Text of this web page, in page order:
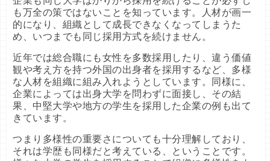
も万全の策ではないことを知っています。人材が画一
的になり、組織として成長できなくなってしまうた
め、いつまでも同じ採用方式を続けません。
近年では総合職にも女性を多数採用したり、違う価値
観や考え方を持つ外国の出身者を採用するなど、多様
な人材を組織に組み入れようとしています。同様に、
企業によっては出身大学を問わずに面接し、その結
果、中堅大学や地方の学生を採用した企業の例も出て
きています。
つまり多様性の重要さについても十分理解しており、
それは学歴も同様だと考えている、ということです。